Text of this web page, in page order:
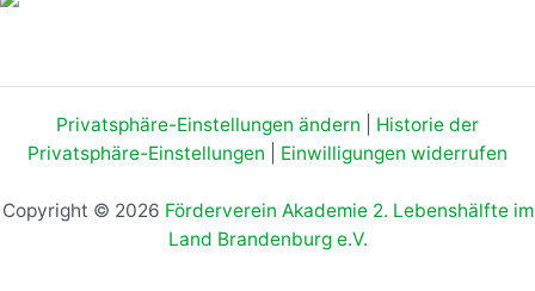
Privatsphäre-Einstellungen ändern
Historie der
Privatsphäre-Einstellungen
Einwilligungen widerrufen
Copyright © 2026 Förderverein Akademie 2. Lebenshälfte im
Land Brandenburg e.V.